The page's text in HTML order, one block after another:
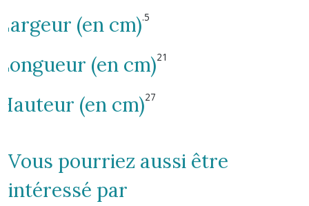
(en cm).5
(en cm)21
(en cm)27
Vous pourriez aussi être
intéressé par